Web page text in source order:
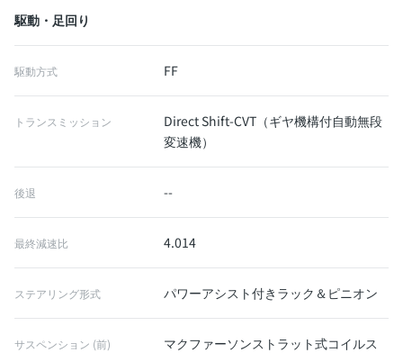
駆動・足回り
駆動方式 FF
トランスミッション
Direct Shift-CVT（ギヤ機構付自動無段
変速機）
後退 --
最終減速比 4.014
ステアリング形式 パワーアシスト付きラック＆ピニオン
サスペンション (前)
マクファーソンストラット式コイルス